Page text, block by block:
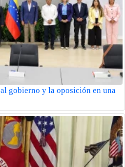
gobierno y la oposición en una